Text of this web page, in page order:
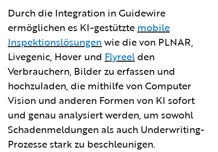
Durch die Integration in Guidewire
ermöglichen es KI-gestützte mobile
Inspektionslösungen wie die von PLNAR,
Livegenic, Hover und Flyreel den
Verbrauchern, Bilder zu erfassen und
hochzuladen, die mithilfe von Computer
Vision und anderen Formen von KI sofort
und genau analysiert werden, um sowohl
Schadenmeldungen als auch Underwriting-
Prozesse stark zu beschleunigen.